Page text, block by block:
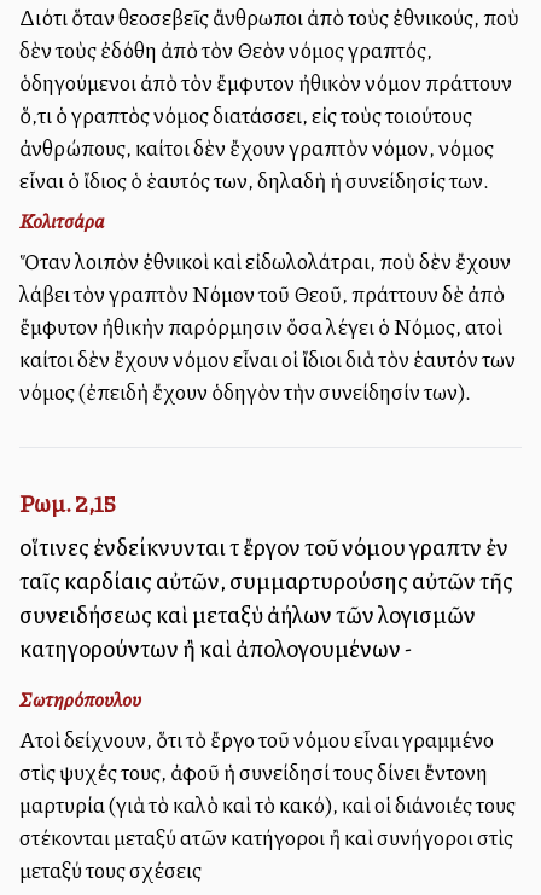
Διότι ὅταν θεοσεβεῖς ἄνθρωποι ἀπὸ τοὺς ἐθνικούς, ποὺ
δὲν τοὺς ἐδόθη ἀπὸ τὸν Θεὸν νόμος γραπτός,
ὁδηγούμενοι ἀπὸ τὸν ἔμφυτον ἠθικὸν νόμον πράττουν
ὅ,τι ὁ γραπτὸς νόμος διατάσσει, εἰς τοὺς τοιούτους
ἀνθρώπους, καίτοι δὲν ἔχουν γραπτὸν νόμον, νόμος
εἶναι ὁ ἴδιος ὁ ἑαυτός των, δηλαδὴ ἡ συνείδησίς των.
Κολιτσάρα
Ὅταν λοιπὸν ἐθνικοὶ καὶ εἰδωλολάτραι, ποὺ δὲν ἔχουν
λάβει τὸν γραπτὸν Νόμον τοῦ Θεοῦ, πράττουν δὲ ἀπὸ
ἔμφυτον ἠθικὴν παρόρμησιν ὅσα λέγει ὁ Νόμος, αὐτοὶ
καίτοι δὲν ἔχουν νόμον εἶναι οἱ ἴδιοι διὰ τὸν ἑαυτόν των
νόμος (ἐπειδὴ ἔχουν ὁδηγὸν τὴν συνείδησίν των).
Ρωμ. 2,15
οἵτινες ἐνδείκνυνται τὸ ἔργον τοῦ νόμου γραπτὸν ἐν
ταῖς καρδίαις αὐτῶν, συμμαρτυρούσης αὐτῶν τῆς
συνειδήσεως καὶ μεταξὺ ἀλλήλων τῶν λογισμῶν
κατηγορούντων ἢ καὶ ἀπολογουμένων -
Σωτηρόπουλου
Αὐτοὶ δείχνουν, ὅτι τὸ ἔργο τοῦ νόμου εἶναι γραμμένο
στὶς ψυχές τους, ἀφοῦ ἡ συνείδησί τους δίνει ἔντονη
μαρτυρία (γιὰ τὸ καλὸ καὶ τὸ κακό), καὶ οἱ διάνοιές τους
στέκονται μεταξύ αὐτῶν κατήγοροι ἢ καὶ συνήγοροι στὶς
μεταξύ τους σχέσεις